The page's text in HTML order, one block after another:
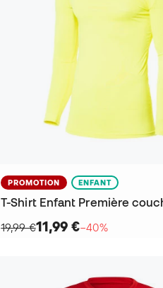
PROMOTION ENFANT
19,99 €11,99 €−40%